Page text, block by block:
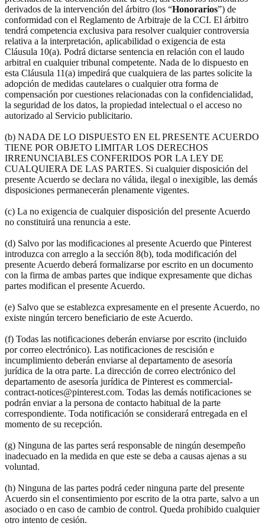
derivados de la intervención del árbitro (los “Honorarios”) de
conformidad con el Reglamento de Arbitraje de la CCI. El árbitro
tendrá competencia exclusiva para resolver cualquier controversia
relativa a la interpretación, aplicabilidad o exigencia de esta
Cláusula 10(a). Podrá dictarse sentencia en relación con el laudo
arbitral en cualquier tribunal competente. Nada de lo dispuesto en
esta Cláusula 11(a) impedirá que cualquiera de las partes solicite la
adopción de medidas cautelares o cualquier otra forma de
compensación por cuestiones relacionadas con la confidencialidad,
la seguridad de los datos, la propiedad intelectual o el acceso no
autorizado al Servicio publicitario.
(b) NADA DE LO DISPUESTO EN EL PRESENTE ACUERDO
TIENE POR OBJETO LIMITAR LOS DERECHOS
IRRENUNCIABLES CONFERIDOS POR LA LEY DE
CUALQUIERA DE LAS PARTES. Si cualquier disposición del
presente Acuerdo se declara no válida, ilegal o inexigible, las demás
disposiciones permanecerán plenamente vigentes.
(c) La no exigencia de cualquier disposición del presente Acuerdo
no constituirá una renuncia a este.
(d) Salvo por las modificaciones al presente Acuerdo que Pinterest
introduzca con arreglo a la sección 8(b), toda modificación del
presente Acuerdo deberá formalizarse por escrito en un documento
con la firma de ambas partes que indique expresamente que dichas
partes modifican el presente Acuerdo.
(e) Salvo que se establezca expresamente en el presente Acuerdo, no
existe ningún tercero beneficiario de este Acuerdo.
(f) Todas las notificaciones deberán enviarse por escrito (incluido
por correo electrónico). Las notificaciones de rescisión e
incumplimiento deberán enviarse al departamento de asesoría
jurídica de la otra parte. La dirección de correo electrónico del
departamento de asesoría jurídica de Pinterest es commercial-
contract-notices@pinterest.com. Todas las demás notificaciones se
podrán enviar a la persona de contacto habitual de la parte
correspondiente. Toda notificación se considerará entregada en el
momento de su recepción.
(g) Ninguna de las partes será responsable de ningún desempeño
inadecuado en la medida en que este se deba a causas ajenas a su
voluntad.
(h) Ninguna de las partes podrá ceder ninguna parte del presente
Acuerdo sin el consentimiento por escrito de la otra parte, salvo a un
asociado o en caso de cambio de control. Queda prohibido cualquier
otro intento de cesión.